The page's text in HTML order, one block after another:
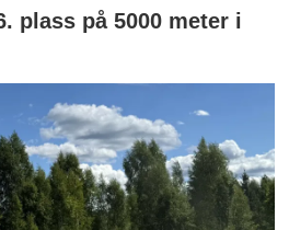
plass på 5000 meter i